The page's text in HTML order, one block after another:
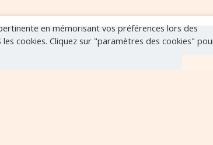
en mémorisant vos préférences lors des
cookies. Cliquez sur "paramètres des cookies"